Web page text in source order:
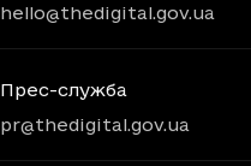
hello@thedigital.gov.ua
Прес-служба
pr@thedigital.gov.ua